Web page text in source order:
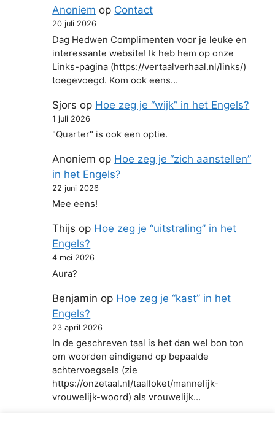
Anoniem op Contact
20 juli 2026
Dag Hedwen Complimenten voor je leuke en
interessante website! Ik heb hem op onze
Links-pagina (https://vertaalverhaal.nl/links/)
toegevoegd. Kom ook eens…
Sjors op Hoe zeg je “wijk” in het Engels?
1 juli 2026
"Quarter" is ook een optie.
Anoniem op Hoe zeg je “zich aanstellen”
in het Engels?
22 juni 2026
Mee eens!
Thijs op Hoe zeg je “uitstraling” in het
Engels?
4 mei 2026
Aura?
Benjamin op Hoe zeg je “kast” in het
Engels?
23 april 2026
In de geschreven taal is het dan wel bon ton
om woorden eindigend op bepaalde
achtervoegsels (zie
https://onzetaal.nl/taalloket/mannelijk-
vrouwelijk-woord) als vrouwelijk…